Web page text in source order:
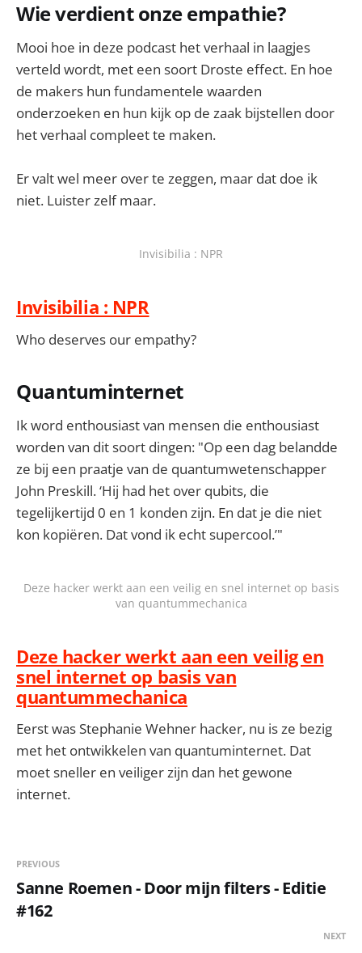
Wie verdient onze empathie?
Mooi hoe in deze podcast het verhaal in laagjes
verteld wordt, met een soort Droste effect. En hoe
de makers hun fundamentele waarden
onderzoeken en hun kijk op de zaak bijstellen door
het verhaal compleet te maken.
Er valt wel meer over te zeggen, maar dat doe ik
niet. Luister zelf maar.
Invisibilia : NPR
Invisibilia : NPR
Who deserves our empathy?
Quantuminternet
Ik word enthousiast van mensen die enthousiast
worden van dit soort dingen: "Op een dag belandde
ze bij een praatje van de quantumwetenschapper
John Preskill. ‘Hij had het over qubits, die
tegelijkertijd 0 en 1 konden zijn. En dat je die niet
kon kopiëren. Dat vond ik echt supercool.’"
Deze hacker werkt aan een veilig en snel internet op basis
van quantummechanica
Deze hacker werkt aan een veilig en
snel internet op basis van
quantummechanica
Eerst was Stephanie Wehner hacker, nu is ze bezig
met het ontwikkelen van quantuminternet. Dat
moet sneller en veiliger zijn dan het gewone
internet.
PREVIOUS
Sanne Roemen - Door mijn filters - Editie
#162
NEXT